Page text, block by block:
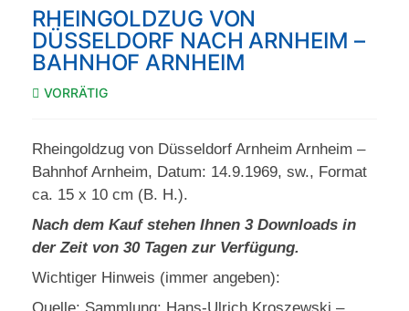
RHEINGOLDZUG VON
DÜSSELDORF NACH ARNHEIM –
BAHNHOF ARNHEIM
VORRÄTIG
Rheingoldzug von Düsseldorf Arnheim Arnheim –
Bahnhof Arnheim, Datum: 14.9.1969, sw., Format
ca. 15 x 10 cm (B. H.).
Nach dem Kauf stehen Ihnen 3 Downloads in
der Zeit von 30 Tagen zur Verfügung.
Wichtiger Hinweis (immer angeben):